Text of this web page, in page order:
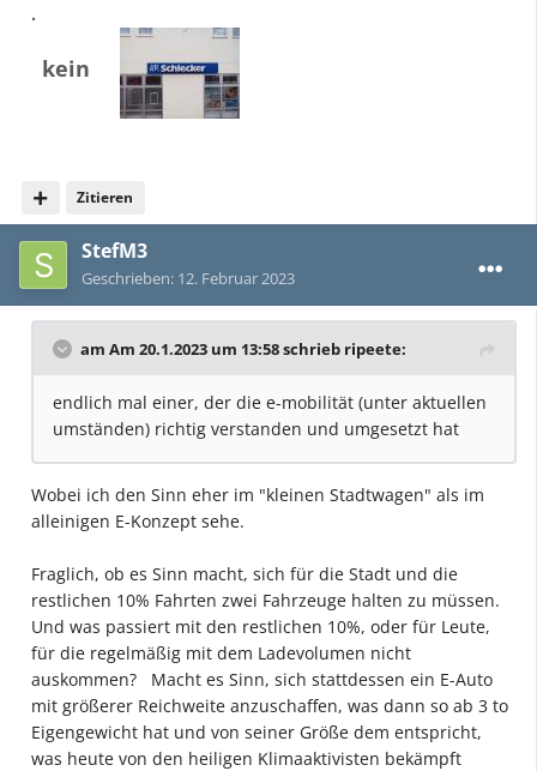
Zitieren
.
kein
StefM3
Geschrieben: 12. Februar 2023
am Am 20.1.2023 um 13:58 schrieb ripeete:
endlich mal einer, der die e-mobilität (unter aktuellen
umständen) richtig verstanden und umgesetzt hat
Wobei ich den Sinn eher im "kleinen Stadtwagen" als im
alleinigen E-Konzept sehe.
Fraglich, ob es Sinn macht, sich für die Stadt und die
restlichen 10% Fahrten zwei Fahrzeuge halten zu müssen.
Und was passiert mit den restlichen 10%, oder für Leute,
für die regelmäßig mit dem Ladevolumen nicht
auskommen? Macht es Sinn, sich stattdessen ein E-Auto
mit größerer Reichweite anzuschaffen, was dann so ab 3 to
Eigengewicht hat und von seiner Größe dem entspricht,
was heute von den heiligen Klimaaktivisten bekämpft